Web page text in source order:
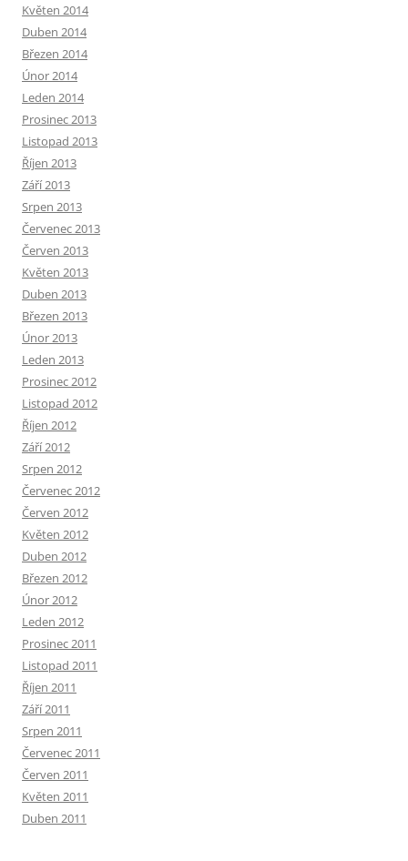
Květen 2014
Duben 2014
Březen 2014
Únor 2014
Leden 2014
Prosinec 2013
Listopad 2013
Říjen 2013
Září 2013
Srpen 2013
Červenec 2013
Červen 2013
Květen 2013
Duben 2013
Březen 2013
Únor 2013
Leden 2013
Prosinec 2012
Listopad 2012
Říjen 2012
Září 2012
Srpen 2012
Červenec 2012
Červen 2012
Květen 2012
Duben 2012
Březen 2012
Únor 2012
Leden 2012
Prosinec 2011
Listopad 2011
Říjen 2011
Září 2011
Srpen 2011
Červenec 2011
Červen 2011
Květen 2011
Duben 2011